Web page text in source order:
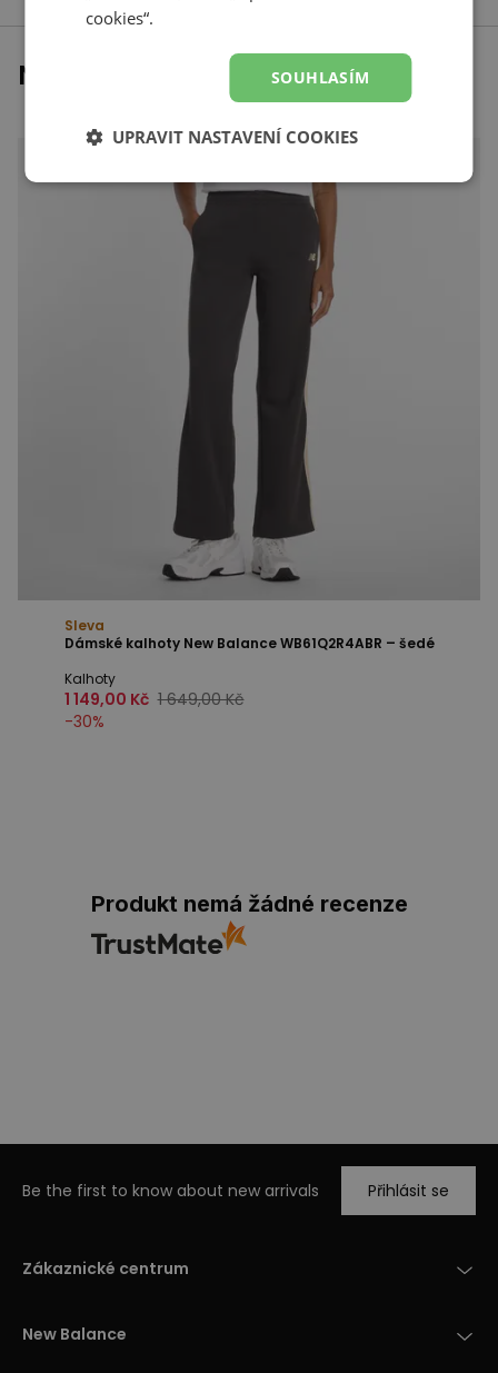
Naposledy prohlížené
Sleva
Dámské kalhoty New Balance WB61Q2R4ABR – šedé
Kalhoty
1 149,00 Kč 1 649,00 Kč
-30%
Produkt nemá žádné recenze
Be the first to know about new arrivals Přihlásit se
Zákaznické centrum
New Balance
cookies“.
SOUHLASÍM
UPRAVIT NASTAVENÍ COOKIES